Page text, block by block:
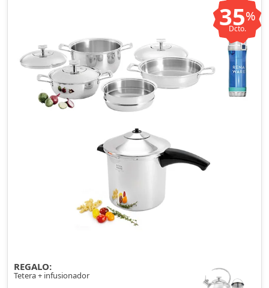
35%
Dcto.
REGALO:
Tetera + infusionador